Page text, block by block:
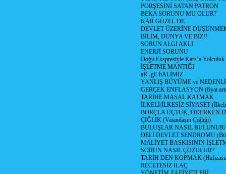
PORŞESİNİ SATAN PATRON
BEKA SORUNU MU OLUR?
KAR GÜZEL DE
DEVLET ÜZERİNE
BİLİM, DÜNYA VE BİZ!!
SORUN ALGI AKLI
ENERJİ SORUNU
Doğu Ekspresiyle Kars’a Yolculuk
İŞLETME MANTIĞI
aR -gE hALİMİZ
YANLIŞ BÜYÜME ve
GERÇEK ENFLASYON (fiyat
TARİHE MASAL KATMAK
İLKELİ/İLKESİZ SİYASET
BORÇLA UÇTUK, ÖDERKEN
ÇIĞLIK (Vatandaşın Çığlığı)
BULUŞLAR NASIL
DELİ DEVLET SENDROMU
MALİYET BASKISININ
SORUN NASIL ÇÖZÜLÜR?
TARİH DEN KOPMAK
RECETESİZ İLAÇ